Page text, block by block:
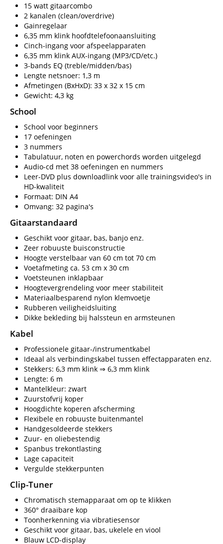
15 watt gitaarcombo
2 kanalen (clean/overdrive)
Gainregelaar
6,35 mm klink hoofdtelefoonaansluiting
Cinch-ingang voor afspeelapparaten
6,35 mm klink AUX-ingang (MP3/CD/etc.)
3-bands EQ (treble/midden/bas)
Lengte netsnoer: 1,3 m
Afmetingen (BxHxD): 33 x 32 x 15 cm
Gewicht: 4,3 kg
School
School voor beginners
17 oefeningen
3 nummers
Tabulatuur, noten en powerchords worden uitgelegd
Audio-cd met 38 oefeningen en nummers
Leer-DVD plus downloadlink voor alle trainingsvideo's in
HD-kwaliteit
Formaat: DIN A4
Omvang: 32 pagina's
Gitaarstandaard
Geschikt voor gitaar, bas, banjo enz.
Zeer robuuste buisconstructie
Hoogte verstelbaar van 60 cm tot 70 cm
Voetafmeting ca. 53 cm x 30 cm
Voetsteunen inklapbaar
Hoogtevergrendeling voor meer stabiliteit
Materiaalbesparend nylon klemvoetje
Rubberen veiligheidsluiting
Dikke bekleding bij halssteun en armsteunen
Kabel
Professionele gitaar-/instrumentkabel
Ideaal als verbindingskabel tussen effectapparaten enz.
Stekkers: 6,3 mm klink ⇒ 6,3 mm klink
Lengte: 6 m
Mantelkleur: zwart
Zuurstofvrij koper
Hoogdichte koperen afscherming
Flexibele en robuuste buitenmantel
Handgesoldeerde stekkers
Zuur- en oliebestendig
Spanbus trekontlasting
Lage capaciteit
Vergulde stekkerpunten
Clip-Tuner
Chromatisch stemapparaat om op te klikken
360° draaibare kop
Toonherkenning via vibratiesensor
Geschikt voor gitaar, bas, ukelele en viool
Blauw LCD-display